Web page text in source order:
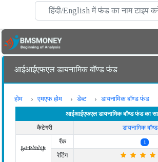
आईआईएफएल डायनामिक बॉण्ड फंड
होम एमएफ होम डेब्ट डायनामिक बॉण्ड फंड
आईआईएफएल डायनामिक बॉण्ड फंड का
कैटेगरी
डायनामिक
बीएमएसमनी
रैंक 1
रेटिंग